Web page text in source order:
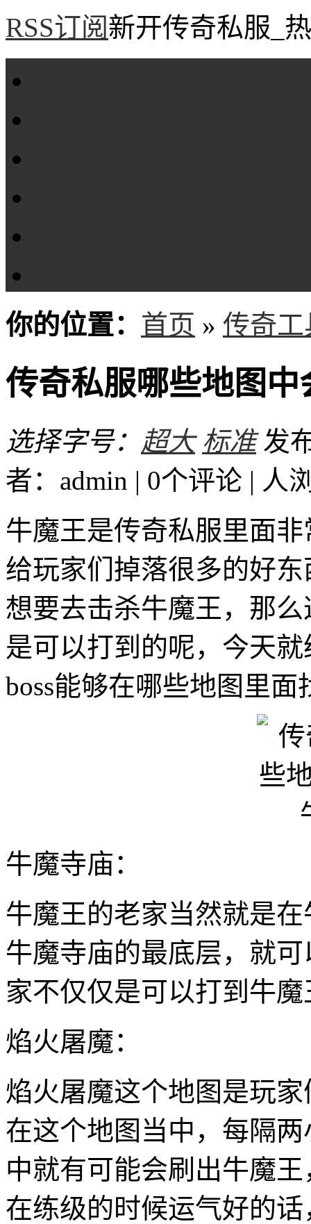
RSS订阅新开传奇私服_
你的位置： 首页 » 传奇工
传奇私服哪些地图中
选择字号： 超大 标准 发
者：admin | 0个评论 | 人
牛魔王是传奇私服里面
给玩家们掉落很多的好
想要去击杀牛魔王，那
是可以打到的呢，今天
boss能够在哪些地图里面
牛魔寺庙：
牛魔王的老家当然就是
牛魔寺庙的最底层，就
家不仅仅是可以打到牛
焰火屠魔：
焰火屠魔这个地图是玩
在这个地图当中，每隔
中就有可能会刷出牛魔
在练级的时候运气好的